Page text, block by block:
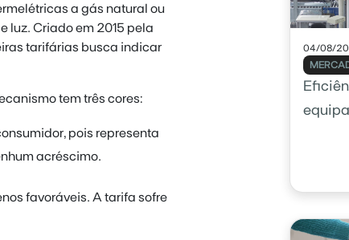
a gás natural ou
luz. Criado em 2015 pela
tarifárias busca indicar
tem três cores:
pois representa
acréscimo.
favoráveis. A tarifa sofre
04/08/